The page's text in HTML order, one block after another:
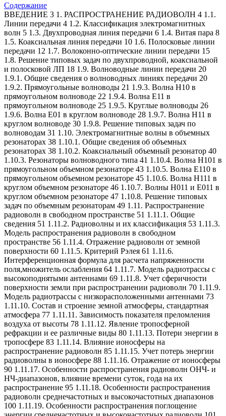
Содержание
ВВЕДЕНИЕ 3 1. РАСПРОСТРАНЕНИЕ РАДИОВОЛН 4 1.1.
Линии передачи 4 1.2. Классификация электромагнитных
волн 5 1.3. Двухпроводная линия передачи 6 1.4. Витая пара 8
1.5. Коаксиальная линия передачи 10 1.6. Полосковые линии
передачи 12 1.7. Волоконно-оптические линии передачи 15
1.8. Решение типовых задач по двухпроводной, коаксиальной
и полосковой ЛП 18 1.9. Волноводные линии передачи 20
1.9.1. Общие сведения о волноводных линиях передачи 20
1.9.2. Прямоугольные волноводы 21 1.9.3. Волна Н10 в
прямоугольном волноводе 22 1.9.4. Волна E11 в
прямоугольном волноводе 25 1.9.5. Круглые волноводы 26
1.9.6. Волна Е01 в круглом волноводе 28 1.9.7. Волна Н11 в
круглом волноводе 30 1.9.8. Решение типовых задач по
волноводам 31 1.10. Электромагнитные волны в объемных
резонаторах 38 1.10.1. Общие сведения об объемных
резонаторах 38 1.10.2. Коаксиальный объемный резонатор 40
1.10.3. Резонаторы волноводного типа 41 1.10.4. Волна H101 в
прямоугольном объемном резонаторе 43 1.10.5. Волна E110 в
прямоугольном объемном резонаторе 45 1.10.6. Волна H111 в
круглом объемном резонаторе 46 1.10.7. Волны H011 и E011 в
круглом объемном резонаторе 47 1.10.8. Решение типовых
задач по объемным резонаторам 49 1.11. Распространение
радиоволн в свободном пространстве 51 1.11.1. Общие
сведения 51 1.11.2. Радиоволны и их классификация 53 1.11.3.
Модель распространения радиоволн в свободном
пространстве 56 1.11.4. Отражение радиоволн от земной
поверхности 60 1.11.5. Критерий Рэлея 61 1.11.6.
Интерференционная формула для расчета напряженности
поля,множитель ослабления 64 1.11.7. Модель радиотрассы с
высокоподнятыми антеннами 69 1.11.8. Учет сферичности
поверхности земли при распространении радиоволн 70 1.11.9.
Модель радиотрассы с низкорасположенными антеннами 73
1.11.10. Состав и строение земной атмосферы, стандартная
атмосфера 77 1.11.11. Зависимость показателя преломления
воздуха от высоты 78 1.11.12. Явление тропосферной
рефракции и ее различные виды 80 1.11.13. Потери энергии в
тропосфере 83 1.11.14. Влияние ионосферы на
распространение радиоволн 85 1.11.15. Учет потерь энергии
радиоволны в ионосфере 88 1.11.16. Отражение от ионосферы
90 1.11.17. Особенности распространения радиоволн ОНЧ- и
НЧ-диапазонов, влияние времени суток, года на их
распространение 95 1.11.18. Особенности распространения
радиоволн среднечастотных и высокочастотных диапазонов
100 1.11.19. Особенности распространения поглощение